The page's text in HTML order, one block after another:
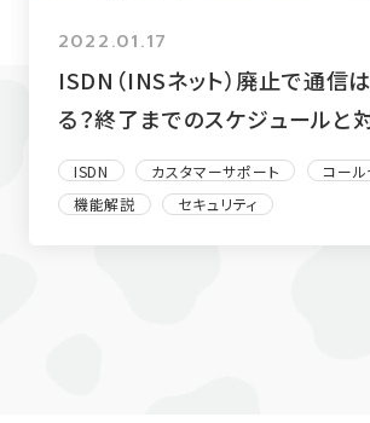
2022.01.17
ISDN（INSネット）廃止で通信
る？終了までのスケジュールと
ISDN カスタマーサポート
コール
機能解説
セキュリティ